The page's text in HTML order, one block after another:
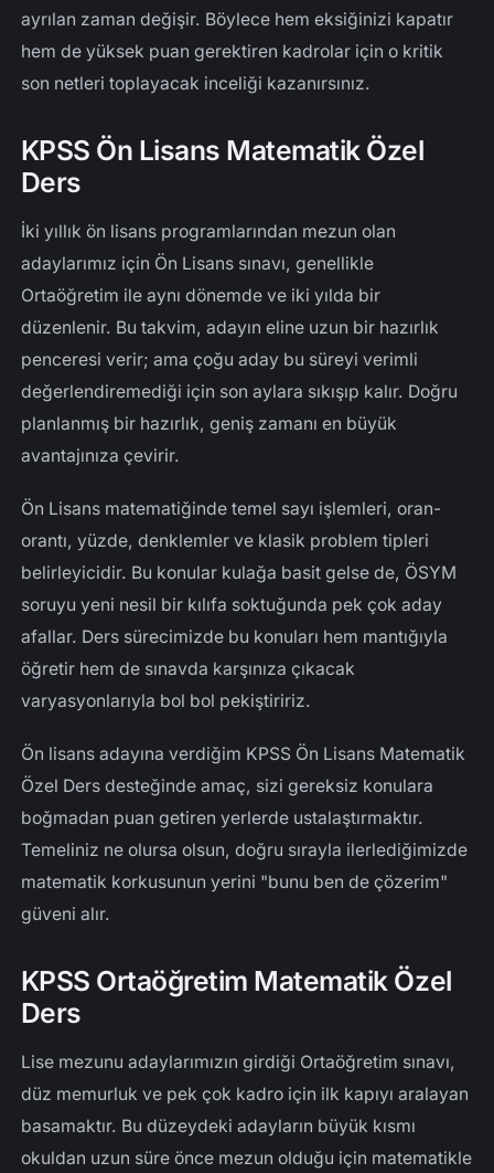
ayrılan zaman değişir. Böylece hem eksiğinizi kapatır
hem de yüksek puan gerektiren kadrolar için o kritik
son netleri toplayacak inceliği kazanırsınız.
KPSS Ön Lisans Matematik Özel
Ders
İki yıllık ön lisans programlarından mezun olan
adaylarımız için Ön Lisans sınavı, genellikle
Ortaöğretim ile aynı dönemde ve iki yılda bir
düzenlenir. Bu takvim, adayın eline uzun bir hazırlık
penceresi verir; ama çoğu aday bu süreyi verimli
değerlendiremediği için son aylara sıkışıp kalır. Doğru
planlanmış bir hazırlık, geniş zamanı en büyük
avantajınıza çevirir.
Ön Lisans matematiğinde temel sayı işlemleri, oran-
orantı, yüzde, denklemler ve klasik problem tipleri
belirleyicidir. Bu konular kulağa basit gelse de, ÖSYM
soruyu yeni nesil bir kılıfa soktuğunda pek çok aday
afallar. Ders sürecimizde bu konuları hem mantığıyla
öğretir hem de sınavda karşınıza çıkacak
varyasyonlarıyla bol bol pekiştiririz.
Ön lisans adayına verdiğim KPSS Ön Lisans Matematik
Özel Ders desteğinde amaç, sizi gereksiz konulara
boğmadan puan getiren yerlerde ustalaştırmaktır.
Temeliniz ne olursa olsun, doğru sırayla ilerlediğimizde
matematik korkusunun yerini "bunu ben de çözerim"
güveni alır.
KPSS Ortaöğretim Matematik Özel
Ders
Lise mezunu adaylarımızın girdiği Ortaöğretim sınavı,
düz memurluk ve pek çok kadro için ilk kapıyı aralayan
basamaktır. Bu düzeydeki adayların büyük kısmı
okuldan uzun süre önce mezun olduğu için matematikle